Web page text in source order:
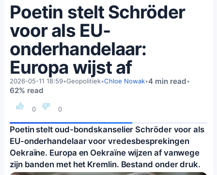
Poetin stelt Schröder
voor als EU-
onderhandelaar:
Europa wijst af
0 0
2026-05-11 18:59•Geopolitiek•Chloe Nowak•4 min read•
62% read
Poetin stelt oud-bondskanselier Schröder voor als
EU-onderhandelaar voor vredesbesprekingen
Oekraïne. Europa en Oekraïne wijzen af vanwege
zijn banden met het Kremlin. Bestand onder druk.